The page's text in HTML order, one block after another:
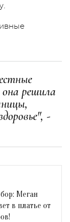
решила
-
Меган
в платье от